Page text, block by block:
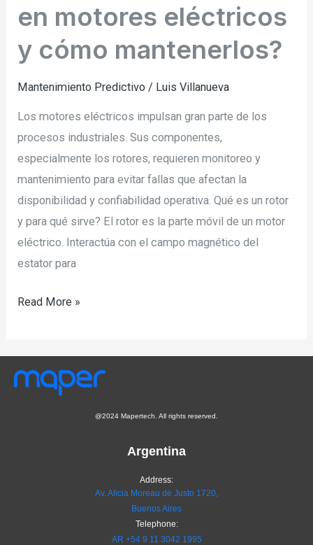
en motores eléctricos
y cómo mantenerlos?
Mantenimiento Predictivo / Luis Villanueva
Los motores eléctricos impulsan gran parte de los
procesos industriales. Sus componentes,
especialmente los rotores, requieren monitoreo y
mantenimiento para evitar fallas que afectan la
disponibilidad y confiabilidad operativa. Qué es un rotor
y para qué sirve? El rotor es la parte móvil de un motor
eléctrico. Interactúa con el campo magnético del
estator para
Read More »
@2024 Mapertech. All rights reserved.
Argentina
Address:
Av. Alicia Moreau de Justo 1720,
Buenos Aires
Telephone:
AR +54 9 11 3042 1995